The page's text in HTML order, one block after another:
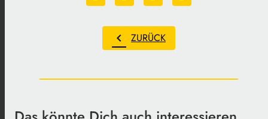
chevron_left ZURÜCK